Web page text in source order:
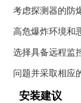
考虑探测器的防
高危爆炸环境和
选择具备远程监
问题并采取相应
安装建议